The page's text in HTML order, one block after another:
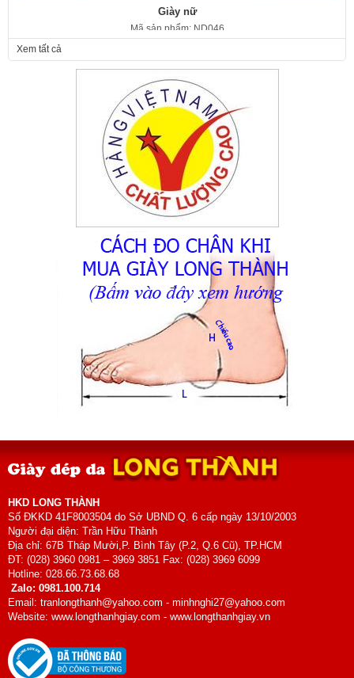
Giày nữ
Mã sản phẩm: ND046
Xem tất cả
HKD LONG THÀNH
Số ĐKKD 41F8003504 do Sở UBND Q. 6 cấp ngày 13/10/2003
Người đại diện: Trần Hữu Thành
Địa chỉ: 67B Tháp Mười,P. Bình Tây (P.2, Q.6 Cũ), TP.HCM
ĐT: (028) 3960 0981 – 3969 3851 Fax: (028) 3969 6099
Hotline: 028.66.73.68.68
Zalo: 0981.100.714
Email: tranlongthanh@yahoo.com - minhnghi27@yahoo.com
Website: www.longthanhgiay.com - www.longthanhgiay.vn